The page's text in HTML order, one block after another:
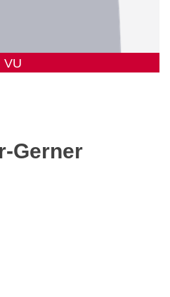
VU
Gerner